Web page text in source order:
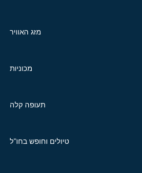
מזג האוויר
מכוניות
תעופה קלה
טיולים וחופש בחו"ל